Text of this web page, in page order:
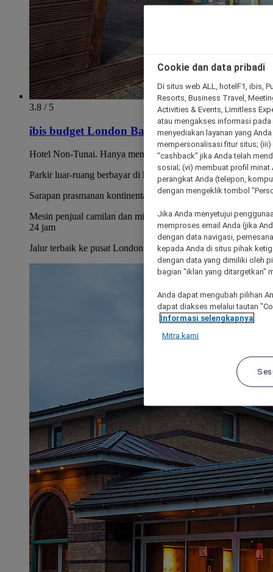
3.8 / 5
ibis budget London Barking
Hotel Non-Tunai. Hanya menerima pembayaran dengan kartu
Parkir luar-ruang berbayar di hotel
Sarapan prasmanan kontinental disajikan setiap hari
Mesin penjual camilan dan minuman ringan otomatis tersedia
24 jam
Jalur terbaik ke pusat London melalui Barking station
Cookie dan data pribadi
Di situs web ALL, hotelF1, ibis,
Resorts, Business Travel,
Activities & Events, Limitless
atau mengakses informasi
menyediakan layanan yang
mempersonalisasi fitur situs;
"cashback" jika Anda telah
sosial; (vi) membuat profil
perangkat Anda (telepon,
dengan mengeklik tombol
Jika Anda menyetujui
memproses email Anda (jika
dengan data navigasi,
kepada Anda di situs pihak
dengan data yang dimiliki oleh
bagian "iklan yang ditargetkan"
Anda dapat mengubah pilihan
dapat diakses melalui tautan
Informasi selengkapnya
Mitra kami